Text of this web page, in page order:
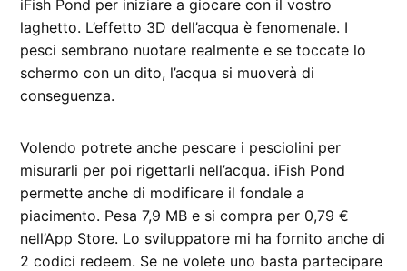
iFish Pond per iniziare a giocare con il vostro
laghetto. L’effetto 3D dell’acqua è fenomenale. I
pesci sembrano nuotare realmente e se toccate lo
schermo con un dito, l’acqua si muoverà di
conseguenza.
Volendo potrete anche pescare i pesciolini per
misurarli per poi rigettarli nell’acqua. iFish Pond
permette anche di modificare il fondale a
piacimento. Pesa 7,9 MB e si compra per 0,79 €
nell’App Store. Lo sviluppatore mi ha fornito anche di
2 codici redeem. Se ne volete uno basta partecipare